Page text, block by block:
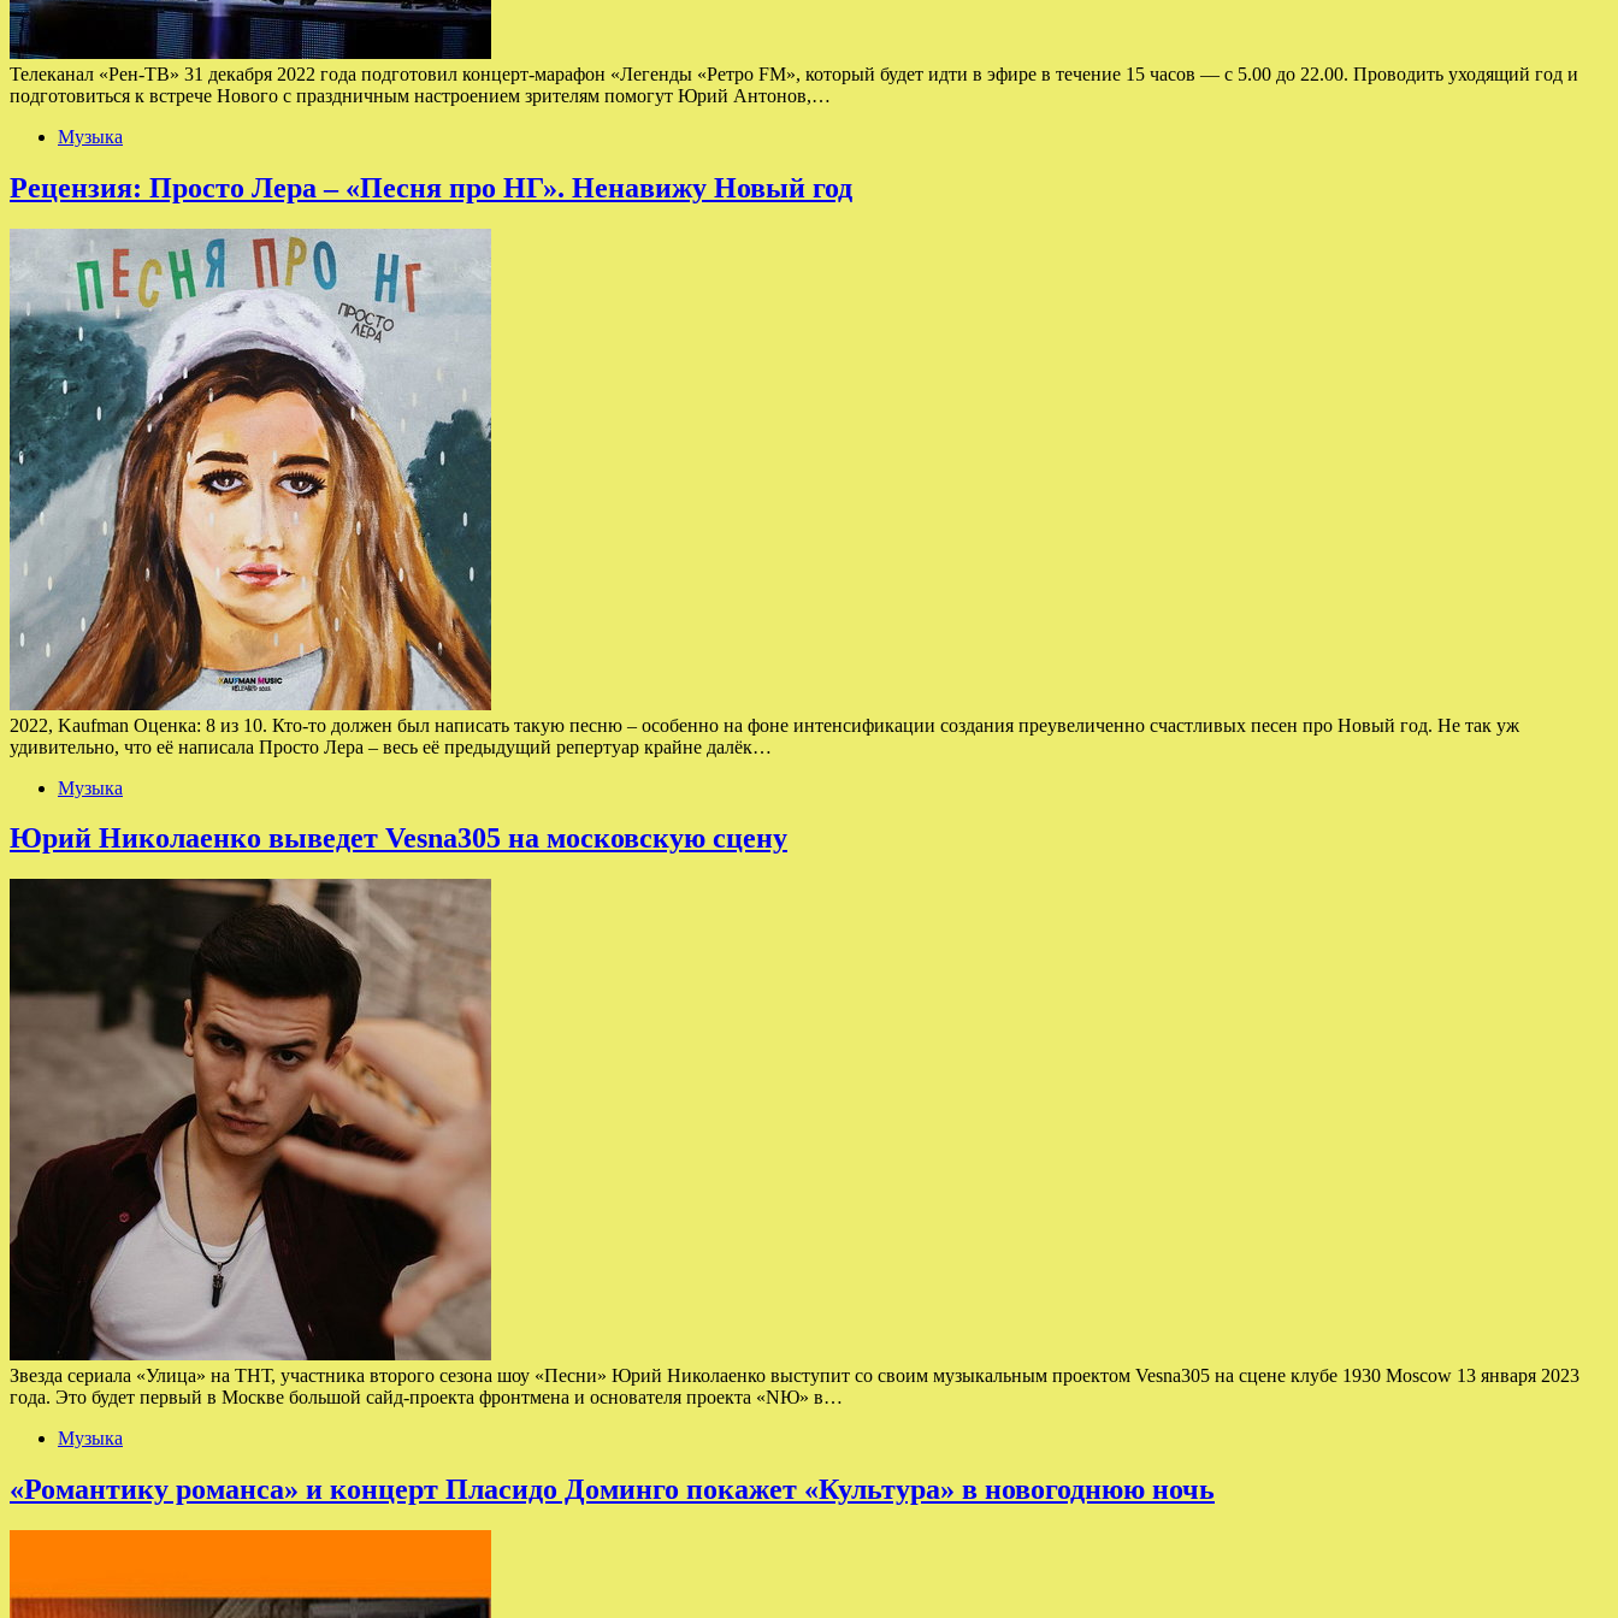
Телеканал «Рен-ТВ» 31 декабря 2022 года подготовил концерт-марафон «Легенды «Ретро FM», который будет идти в эфире в течение 15 часов — с 5.00 до 22.00. Проводить уходящий год и
подготовиться к встрече Нового с праздничным настроением зрителям помогут Юрий Антонов,…
Музыка
Рецензия: Просто Лера – «Песня про НГ». Ненавижу Новый год
2022, Kaufman Оценка: 8 из 10. Кто-то должен был написать такую песню – особенно на фоне интенсификации создания преувеличенно счастливых песен про Новый год. Не так уж
удивительно, что её написала Просто Лера – весь её предыдущий репертуар крайне далёк…
Музыка
Юрий Николаенко выведет Vesna305 на московскую сцену
Звезда сериала «Улица» на ТНТ, участника второго сезона шоу «Песни» Юрий Николаенко выступит со своим музыкальным проектом Vesna305 на сцене клубе 1930 Moscow 13 января 2023
года. Это будет первый в Москве большой сайд-проекта фронтмена и основателя проекта «NЮ» в…
Музыка
«Романтику романса» и концерт Пласидо Доминго покажет «Культура» в новогоднюю ночь